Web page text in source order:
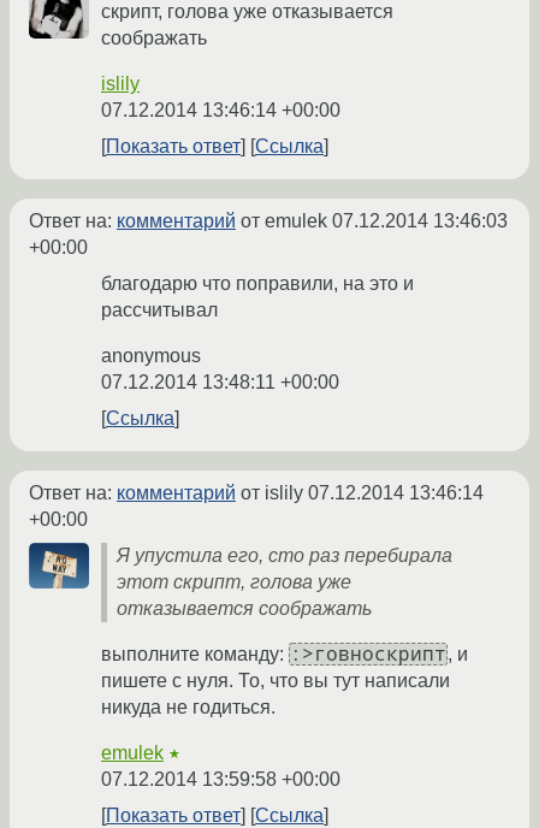
скрипт, голова уже отказывается
соображать
islily
07.12.2014 13:46:14 +00:00
Показать ответ
Ссылка
Ответ на: комментарий от emulek 07.12.2014 13:46:03
+00:00
благодарю что поправили, на это и
рассчитывал
anonymous
07.12.2014 13:48:11 +00:00
Ссылка
Ответ на: комментарий от islily 07.12.2014 13:46:14
+00:00
Я упустила его, сто раз перебирала
этот скрипт, голова уже
отказывается соображать
выполните команду: :>говноскрипт, и
пишете с нуля. То, что вы тут написали
никуда не годиться.
emulek ★
07.12.2014 13:59:58 +00:00
Показать ответ
Ссылка